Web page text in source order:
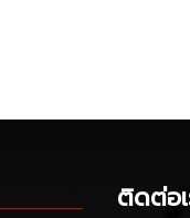
ติดต่อ